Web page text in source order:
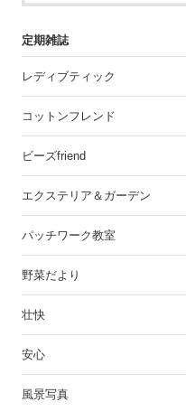
定期雑誌
レディブティック
コットンフレンド
ビーズfriend
エクステリア＆ガーデン
パッチワーク教室
野菜だより
壮快
安心
風景写真